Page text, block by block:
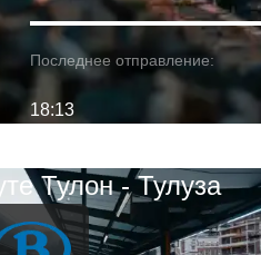
Последнее отправление:
18:13
Тулон - Тулуза